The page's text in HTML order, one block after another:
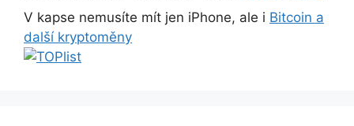
V kapse nemusíte mít jen iPhone, ale i Bitcoin a
další kryptoměny